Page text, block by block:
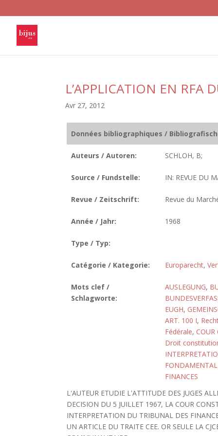
L’APPLICATION EN RFA
Avr 27, 2012
Données bibliographiques /
Auteurs / Autoren: SCHLOH, B;
Source / Fundstelle: IN: REVUE DU
Revue / Zeitschrift: Revue du
Année / Jahr: 1968
Type / Typ:
Catégorie / Kategorie: Europarecht,
Mots clef /
Schlagworte:
AUSLEGUNG,
EUGH,
ART. 100 I,
Fédérale,
Droit
FINANCES
L'AUTEUR ETUDIE L'ATTITUDE DES JUGES
DECISION DU 5 JUILLET 1967, LA COUR
INTERPRETATION DU TRIBUNAL DES
UN ARTICLE DU TRAITE CEE. OR SEULE LA